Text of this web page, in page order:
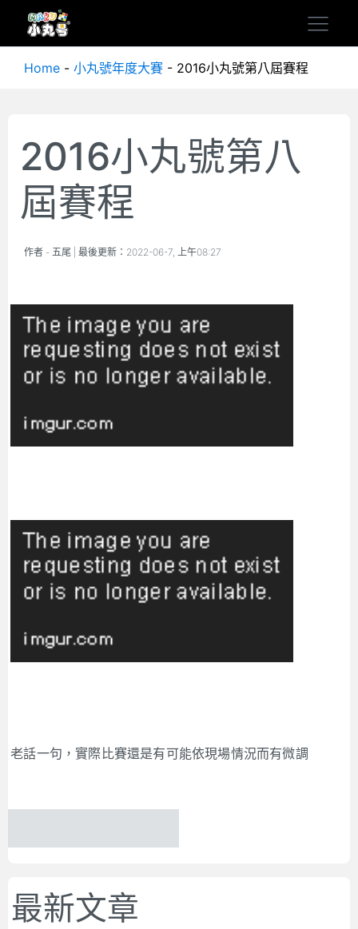
Home - 小丸號年度大賽 - 2016小丸號第八屆賽程
2016小丸號第八
屆賽程
作者 - 五尾 | 最後更新： 2022-06-7, 上午08:27
老話一句，實際比賽還是有可能依現場情況而有微調
最新文章